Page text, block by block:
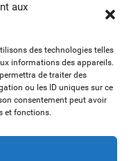
aux
des technologies telles
informations des appareils.
de traiter des
ou les ID uniques sur ce
consentement peut avoir
et fonctions.
!